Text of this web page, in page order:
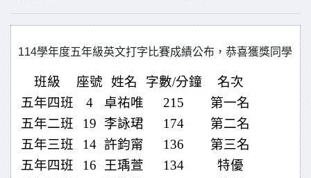
114學年度五年級英文打字比賽成績公布，恭喜獲獎同學
班級 座號 姓名 字數/分鐘
名次
五年四班
4 卓祐唯 215
第一名
五年二班
19 李詠珺 174
第二名
五年三班
14 許鈞甯 136
第三名
五年四班
16 王瑀萱 134
特優